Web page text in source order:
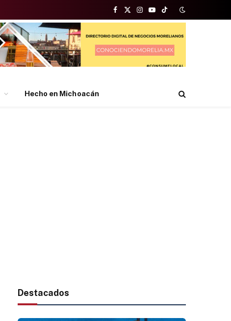
Facebook
X
(Twitter)
Instagram
YouTubeTikTok
Hecho en Michoacán
Destacados